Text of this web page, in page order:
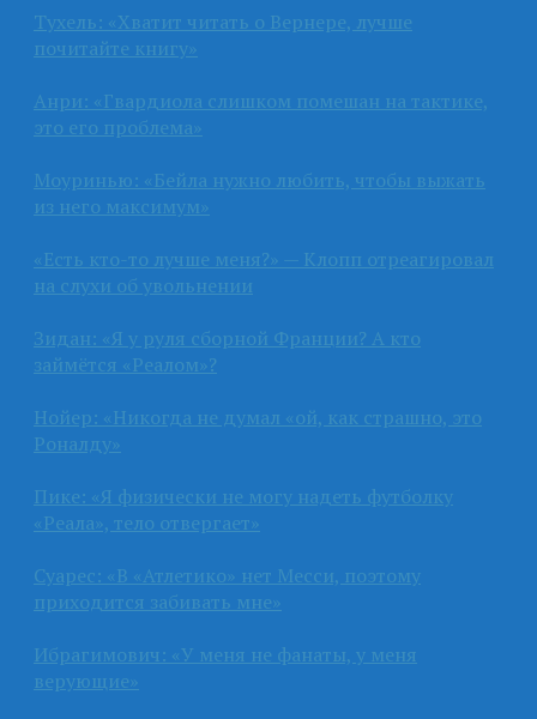
Тухель: «Хватит читать о Вернере, лучше
почитайте книгу»
Анри: «Гвардиола слишком помешан на тактике,
это его проблема»
Моуринью: «Бейла нужно любить, чтобы выжать
из него максимум»
«Есть кто-то лучше меня?» — Клопп отреагировал
на слухи об увольнении
Зидан: «Я у руля сборной Франции? А кто
займётся «Реалом»?
Нойер: «Никогда не думал «ой, как страшно, это
Роналду»
Пике: «Я физически не могу надеть футболку
«Реала», тело отвергает»
Суарес: «В «Атлетико» нет Месси, поэтому
приходится забивать мне»
Ибрагимович: «У меня не фанаты, у меня
верующие»